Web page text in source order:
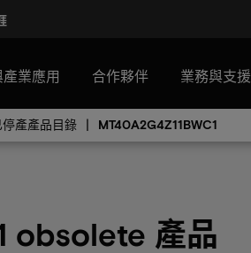
業應用 合作夥伴 業務與支援
停產產品目錄 MT40A2G4Z11BWC1
obsolete 產品